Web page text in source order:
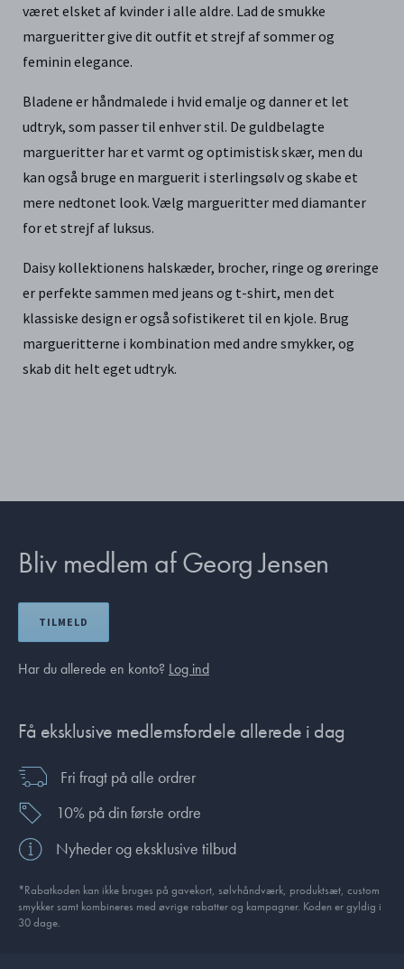
været elsket af kvinder i alle aldre. Lad de smukke
margueritter give dit outfit et strejf af sommer og
feminin elegance.
Bladene er håndmalede i hvid emalje og danner et let
udtryk, som passer til enhver stil. De guldbelagte
margueritter har et varmt og optimistisk skær, men du
kan også bruge en marguerit i sterlingsølv og skabe et
mere nedtonet look. Vælg margueritter med diamanter
for et strejf af luksus.
Daisy kollektionens halskæder, brocher, ringe og øreringe
er perfekte sammen med jeans og t-shirt, men det
klassiske design er også sofistikeret til en kjole. Brug
margueritterne i kombination med andre smykker, og
skab dit helt eget udtryk.
Bliv medlem af Georg Jensen
TILMELD
Har du allerede en konto? Log ind
Få eksklusive medlemsfordele allerede i dag
Fri fragt på alle ordrer
10% på din første ordre
Nyheder og eksklusive tilbud
*Rabatkoden kan ikke bruges på gavekort, sølvhåndværk, produktsæt, custom
smykker samt kombineres med øvrige rabatter og kampagner. Koden er gyldig i
30 dage.